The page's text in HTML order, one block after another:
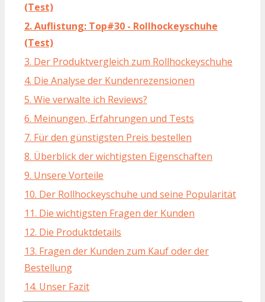
(Test)
2. Auflistung: Top#30 - Rollhockeyschuhe
(Test)
3. Der Produktvergleich zum Rollhockeyschuhe
4. Die Analyse der Kundenrezensionen
5. Wie verwalte ich Reviews?
6. Meinungen, Erfahrungen und Tests
7. Für den günstigsten Preis bestellen
8. Überblick der wichtigsten Eigenschaften
9. Unsere Vorteile
10. Der Rollhockeyschuhe und seine Popularität
11. Die wichtigsten Fragen der Kunden
12. Die Produktdetails
13. Fragen der Kunden zum Kauf oder der
Bestellung
14. Unser Fazit